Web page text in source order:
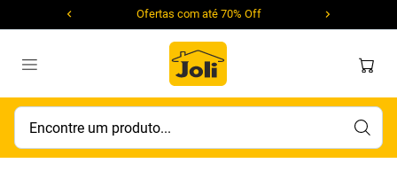
Ofertas com até 70% Off
Encontre um produto...